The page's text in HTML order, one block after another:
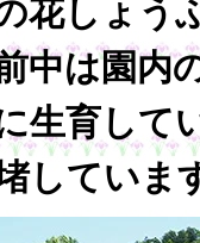
花しょう
は園内
生育して
していま